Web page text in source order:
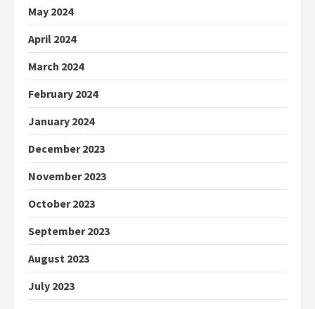
May 2024
April 2024
March 2024
February 2024
January 2024
December 2023
November 2023
October 2023
September 2023
August 2023
July 2023